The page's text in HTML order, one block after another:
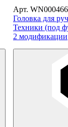
Арт.
Головка для
Техники (под
2 модификации